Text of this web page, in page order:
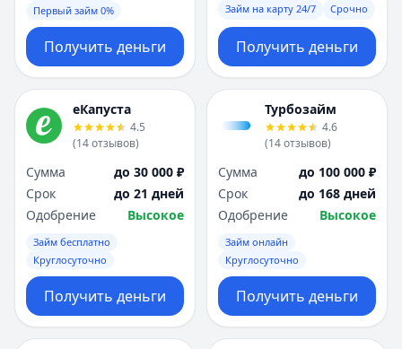
Первый займ 0%
Получить деньги
Займ на карту 24/7 Срочно
Получить деньги
еКапуста
4.5
(14отзывов)
Сумма
до 30 000 ₽
Срок
до 21 дней
Одобрение
Высокое
Займ бесплатно
Круглосуточно
Получить деньги
Турбозайм
4.6
(14отзывов)
Сумма
до 100 000 ₽
Срок
до 168 дней
Одобрение
Высокое
Займ онлайн
Круглосуточно
Получить деньги